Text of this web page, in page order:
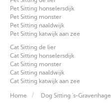
Pet Sitting honselersdijk
Pet Sitting monster
Pet Sitting naaldwijk
Pet Sitting katwijk aan zee
Cat Sitting de lier
Cat Sitting honselersdijk
Cat Sitting monster
Cat Sitting naaldwijk
Cat Sitting katwijk aan zee
Home Dog Sitting 's-Gravenhage